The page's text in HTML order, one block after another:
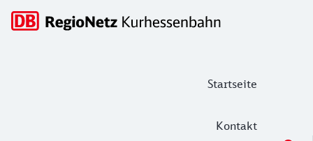
Startseite
Kontakt
Hauptnavigation